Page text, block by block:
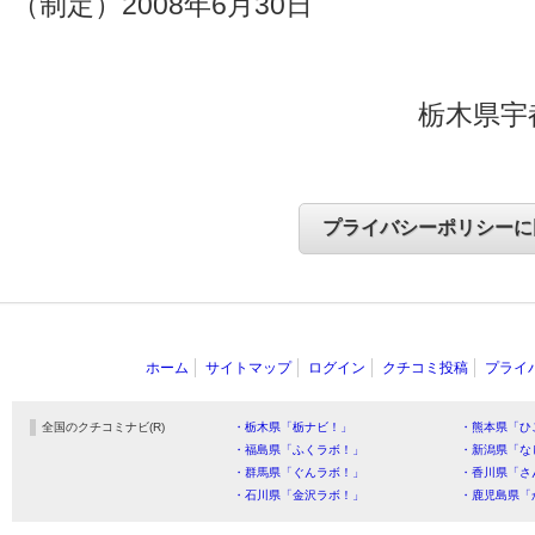
栃木県
ホーム サイトマップ ログイン クチコミ投稿 プライ
全国のクチコミナビ(R) ・栃木県「栃ナビ！」
・熊本県「
・福島県「ふくラボ！」
・新潟県「
・群馬県「ぐんラボ！」
・香川県「
・石川県「金沢ラボ！」
・鹿児島県